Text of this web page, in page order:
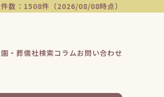
数：1508件（2026/08/08時点）
・葬儀社検索コラムお問い合わせ